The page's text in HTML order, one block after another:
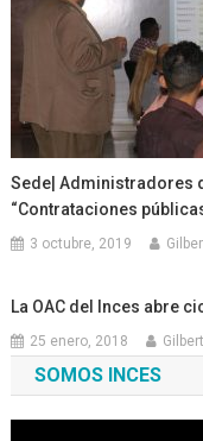
Sede| Administradores
“Contrataciones
3 octubre, 2019
La OAC del Inces abre
25 enero, 2018
SOMOS INCES